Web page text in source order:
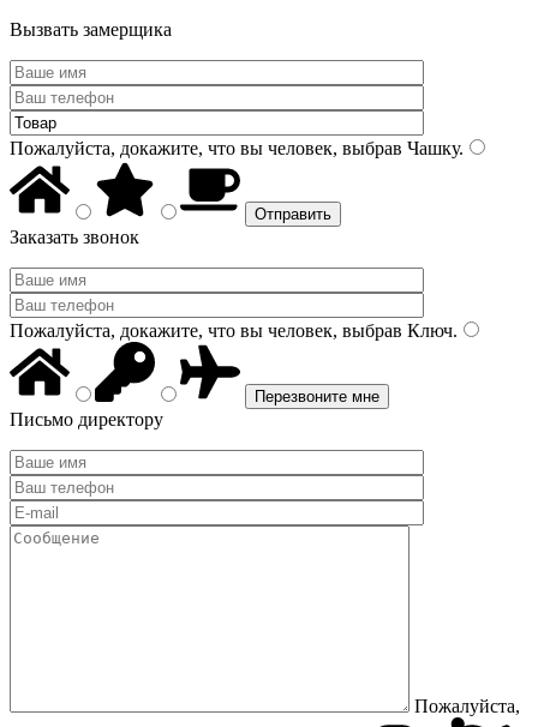
Вызвать замерщика
Пожалуйста, докажите, что вы человек, выбрав Чашку.
Заказать звонок
Пожалуйста, докажите, что вы человек, выбрав Ключ.
Письмо директору
Пожалуйста,